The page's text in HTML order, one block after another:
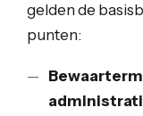
gelden de
punten: